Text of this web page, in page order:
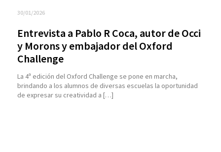
30/01/2026
Entrevista a Pablo R Coca, autor de Occi
y Morons y embajador del Oxford
Challenge
La 4ª edición del Oxford Challenge se pone en marcha,
brindando a los alumnos de diversas escuelas la oportunidad
de expresar su creatividad a […]